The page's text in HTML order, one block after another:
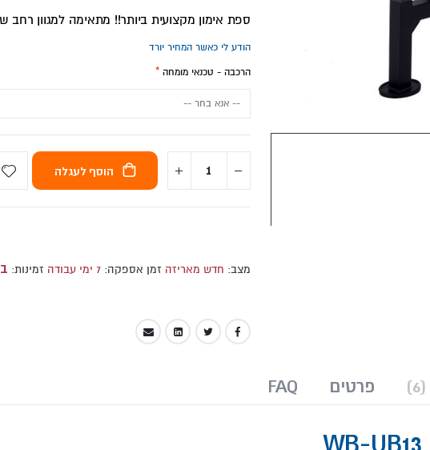
ספת אימון מקצועית ביותר!! מתאימה למגוון רחב
הודע לי כאשר המחיר יורד
הרכבה - טכנאי מומחה
הוסף לעגלה
מצב: חדש מאריזה זמן אספקה: 7 ימי עבודה זמינות:
6 פרטים FAQ